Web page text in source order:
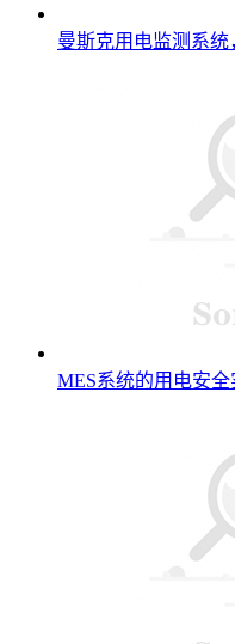
曼斯克用电监测系
MES系统的用电安